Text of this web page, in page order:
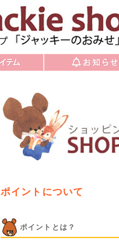
ポイントについて
ポイントとは？